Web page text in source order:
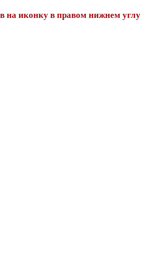
на иконку в правом нижнем углу